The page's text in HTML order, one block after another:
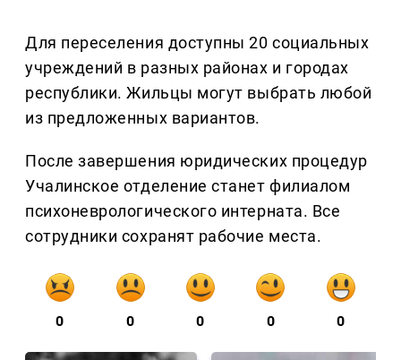
Для переселения доступны 20 социальных
учреждений в разных районах и городах
республики. Жильцы могут выбрать любой
из предложенных вариантов.
После завершения юридических процедур
Учалинское отделение станет филиалом
психоневрологического интерната. Все
сотрудники сохранят рабочие места.
0 0 0 0 0